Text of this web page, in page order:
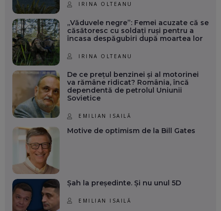
IRINA OLTEANU
„Văduvele negre”: Femei acuzate că se
căsătoresc cu soldați ruși pentru a
încasa despăgubiri după moartea lor
IRINA OLTEANU
De ce prețul benzinei și al motorinei
va rămâne ridicat? România, încă
dependentă de petrolul Uniunii
Sovietice
EMILIAN ISAILĂ
Motive de optimism de la Bill Gates
Șah la președinte. Și nu unul 5D
EMILIAN ISAILĂ